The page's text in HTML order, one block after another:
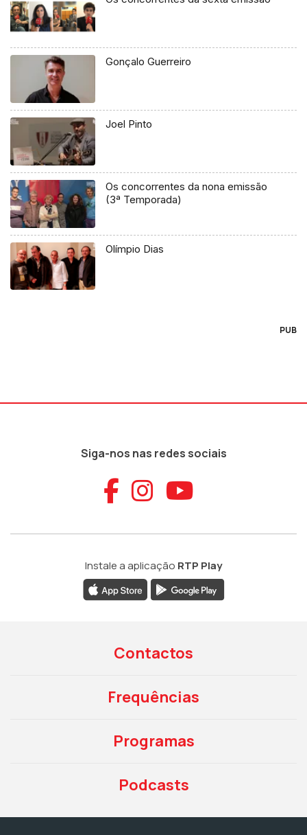
Gonçalo Guerreiro
Joel Pinto
Os concorrentes da nona emissão
(3ª Temporada)
Olímpio Dias
PUB
Siga-nos nas redes sociais
Aceder ao
Aceder ao
Aceder
Instale a aplicação RTP Play
Contactos
Frequências
Programas
Podcasts